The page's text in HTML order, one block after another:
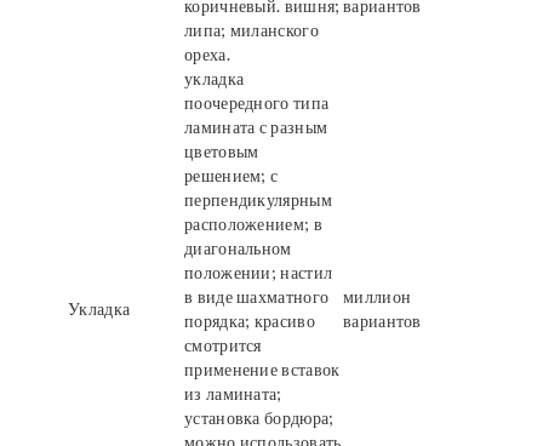
коричневый. вишня;
липа; миланского
ореха.
вариантов
Укладка
укладка
поочередного типа
ламината с разным
цветовым
решением; с
перпендикулярным
расположением; в
диагональном
положении; настил
в виде шахматного
порядка; красиво
смотрится
применение вставок
из ламината;
установка бордюра;
можно использовать
миллион
вариантов